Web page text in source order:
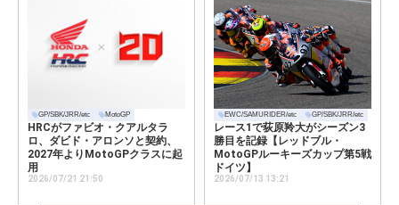
GP/SBK/JRR/etc MotoGP
HRCがファビオ・クアルタラ
ロ、ダビド・アロンソと契約、
2027年よりMotoGPクラスに起
用
2026/07/21 21:50
EWC/SAMURIDER/etc GP/SBK/JRR/etc
レース1で荻原羚大がシーズン3
勝目を記録【レッドブル・
MotoGPルーキーズカップ第5戦
ドイツ】
2026/07/13 13:21